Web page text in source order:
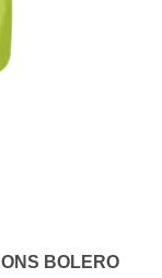
BOLERO